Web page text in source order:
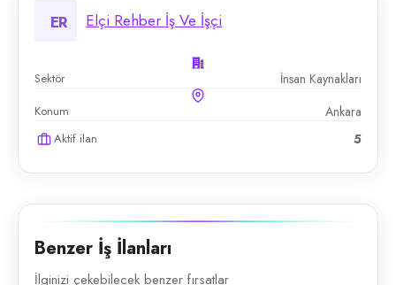
ER Elçi Rehber İş Ve İşçi
Sektör İnsan Kaynakları
Konum Ankara
Aktif ilan 5
Benzer İş İlanları
İlginizi çekebilecek benzer fırsatlar